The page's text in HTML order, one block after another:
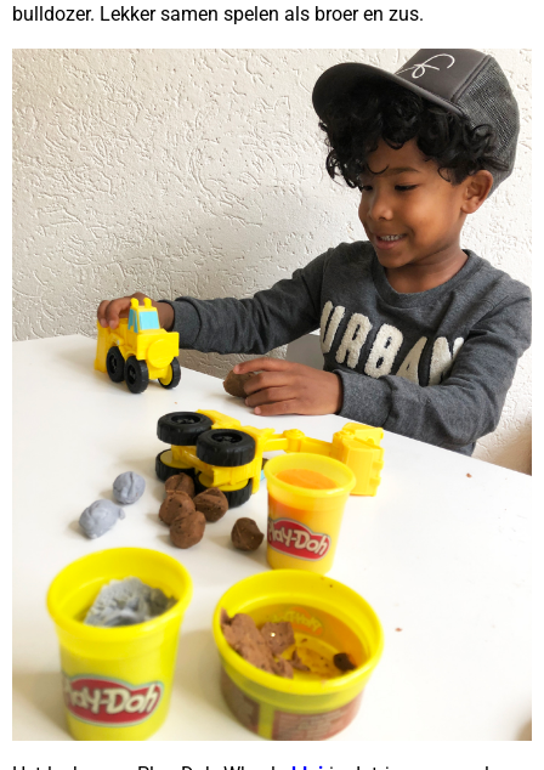
bulldozer. Lekker samen spelen als broer en zus.